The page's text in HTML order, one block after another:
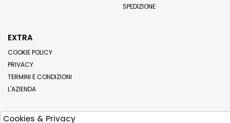
SPEDIZIONE
EXTRA
COOKIE POLICY
PRIVACY
TERMINI E CONDIZIONI
L'AZIENDA
Cookies & Privacy